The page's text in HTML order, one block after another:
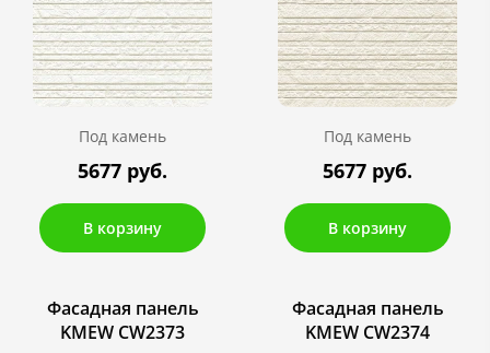
Под камень
5677 руб.
В корзину
Под камень
5677 руб.
В корзину
Фасадная панель
KMEW CW2373
Фасадная панель
KMEW CW2374